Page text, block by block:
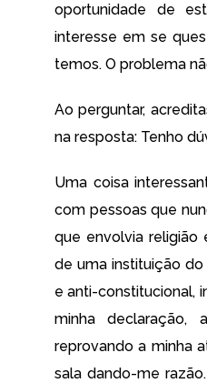
oportunidade de
interesse em se
temos. O problema
Ao perguntar,
na resposta: Tenho
Uma coisa
com pessoas que
que envolvia
de uma instituição do
e anti-constitucional,
minha declaração,
reprovando a minha
sala dando-me